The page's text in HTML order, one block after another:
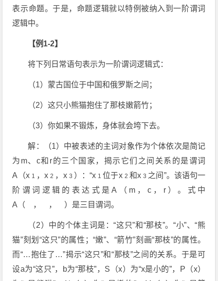
表示命题。于是，命题逻辑就以特例被纳入到一阶谓词
逻辑中。
【例1-2】
将下列日常语句表示为一阶谓词逻辑式：
（1）蒙古国位于中国和俄罗斯之间；
（2）这只小熊猫抱住了那枝嫩箭竹；
（3）你如果不锻炼，身体就会垮下去。
解：（1）中被表述的主词对象作为个体依次是简记
为m、c和r的三个国家，揭示它们之间关系的是谓词
A（x 1 ，x2 ，x 3 ）：“x 1位于x 2 和x3 之间”。该语句一
阶谓词逻辑的表达式是A（m，c，r）。式中
A（ ， ， ）是三目谓词。
（2）中的个体主词是：“这只”和“那枝”。“小”、“熊
猫”刻划“这只”的属性；“嫩”、“箭竹”刻画“那枝”的属性。
而“…抱住了…”揭示“这只”和“那枝”之间的关系。于是可
设a为“这只”，b为“那枝”，S（x）为“x是小的”，P（x）